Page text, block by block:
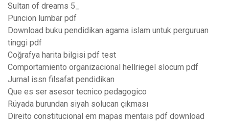
Sultan of dreams 5_
Puncion lumbar pdf
Download buku pendidikan agama islam untuk perguruan
tinggi pdf
Coğrafya harita bilgisi pdf test
Comportamiento organizacional hellriegel slocum pdf
Jurnal issn filsafat pendidikan
Que es ser asesor tecnico pedagogico
Rüyada burundan siyah solucan çıkması
Direito constitucional em mapas mentais pdf download